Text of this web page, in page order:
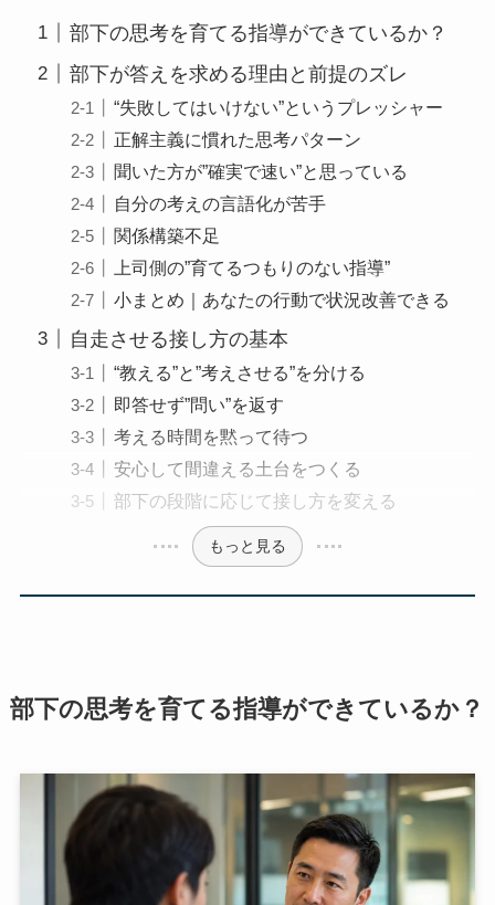
部下の思考を育てる指導ができているか？
部下が答えを求める理由と前提のズレ
“失敗してはいけない”というプレッシャー
正解主義に慣れた思考パターン
聞いた方が”確実で速い”と思っている
自分の考えの言語化が苦手
関係構築不足
上司側の”育てるつもりのない指導”
小まとめ｜あなたの行動で状況改善できる
自走させる接し方の基本
“教える”と”考えさせる”を分ける
即答せず”問い”を返す
考える時間を黙って待つ
安心して間違える土台をつくる
部下の段階に応じて接し方を変える
もっと見る
部下の思考を育てる指導ができているか？